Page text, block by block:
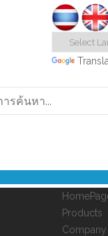
Products